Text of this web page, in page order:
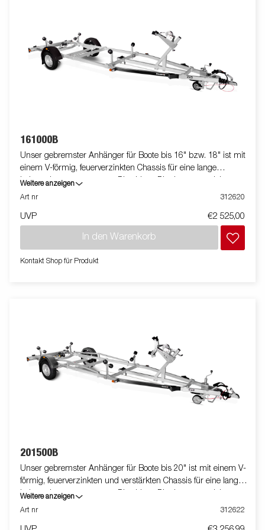
161000B
Unser gebremster Anhänger für Boote bis 16" bzw. 18" ist mit
einem V-förmig, feuerverzinkten Chassis für eine lange
Lebensdauer ausgestattet. Dies bietet Dir ein ausgezeichnetes
Fahrverhalten. Die belastbaren Premium Rollen und Premium
Deinen Bootsrumpf zu nehmen. Die elektrischen Leitungen
geschützt. Die wasserdichten Radlager sorgen für eine lange
verstellbar. Die gezeigten Bilder dienen nur zur Illustration und
Weitere anzeigen
Art nr
312620
UVP €2 525,00
In den Warenkorb
Kontakt Shop für Produkt
201500B
Unser gebremster Anhänger für Boote bis 20" ist mit einem V-
förmig, feuerverzinkten und verstärkten Chassis für eine lange
Lebensdauer ausgestattet. Dies bietet Dir ein ausgezeichnetes
Fahrverhalten. Die belastbaren Premium Rollen und Premium
Weitere anzeigen
Art nr
312622